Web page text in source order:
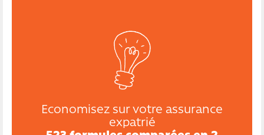
Economisez sur votre assurance
expatrié